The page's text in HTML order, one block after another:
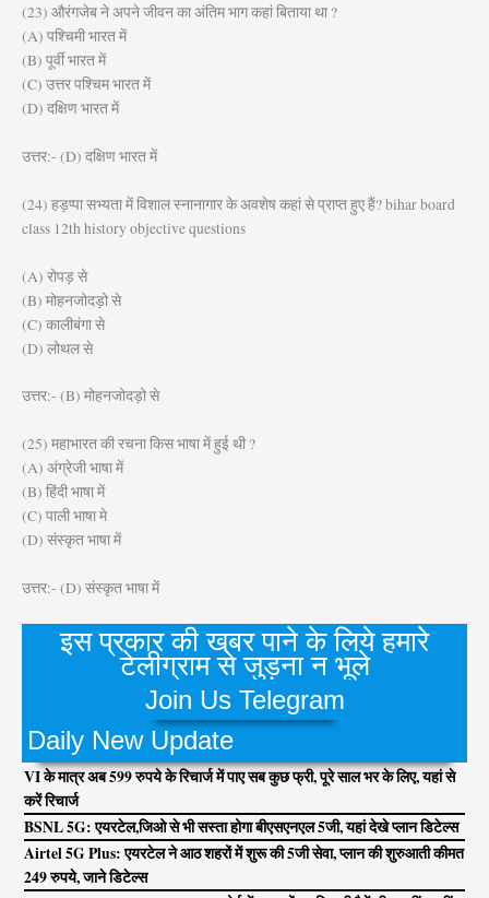
(23) औरंगजेब ने अपने जीवन का अंतिम भाग कहां बिताया था ?
(A) पश्चिमी भारत में
(B) पूर्वी भारत में
(C) उत्तर पश्चिम भारत में
(D) दक्षिण भारत में
उत्तर:- (D) दक्षिण भारत में
(24) हड़प्पा सभ्यता में विशाल स्नानागार के अवशेष कहां से प्राप्त हुए हैं? bihar board
class 12th history objective questions
(A) रोपड़ से
(B) मोहनजोदड़ो से
(C) कालीबंगा से
(D) लोथल से
उत्तर:- (B) मोहनजोदड़ो से
(25) महाभारत की रचना किस भाषा में हुई थी ?
(A) अंग्रेजी भाषा में
(B) हिंदी भाषा में
(C) पाली भाषा मे
(D) संस्कृत भाषा में
उत्तर:- (D) संस्कृत भाषा में
इस प्रकार की खबर पाने के लिये हमारे
टेलीग्राम से जुड़ना न भूले
Join Us Telegram
Daily New Update
VI के मात्र अब 599 रुपये के रिचार्ज में पाए सब कुछ फ्री, पूरे साल भर के लिए, यहां से
करें रिचार्ज
BSNL 5G: एयरटेल,जिओ से भी सस्ता होगा बीएसएनएल 5जी, यहां देखे प्लान डिटेल्स
Airtel 5G Plus: एयरटेल ने आठ शहरों में शुरू की 5जी सेवा, प्लान की शुरुआती कीमत
249 रुपये, जाने डिटेल्स